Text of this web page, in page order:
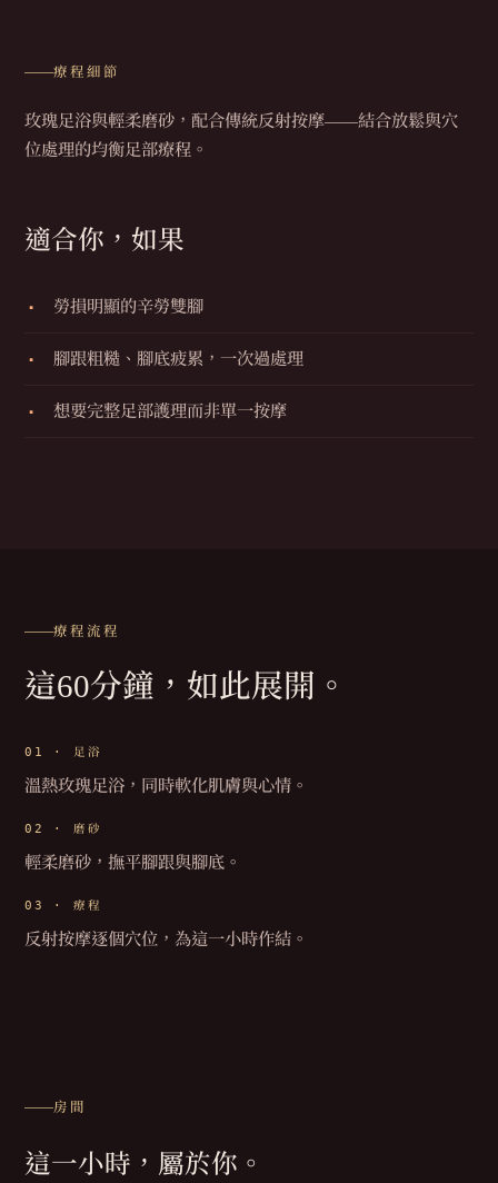
療程細節
玫瑰足浴與輕柔磨砂，配合傳統反射按摩——結合放鬆與穴
位處理的均衡足部療程。
適合你，如果
勞損明顯的辛勞雙腳
腳跟粗糙、腳底疲累，一次過處理
想要完整足部護理而非單一按摩
療程流程
這60分鐘， 如此展開。
01 · 足浴
溫熱玫瑰足浴，同時軟化肌膚與心情。
02 · 磨砂
輕柔磨砂，撫平腳跟與腳底。
03 · 療程
反射按摩逐個穴位，為這一小時作結。
房間
這一小時，屬於你。